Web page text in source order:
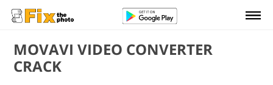
MOVAVI VIDEO CONVERTER
CRACK